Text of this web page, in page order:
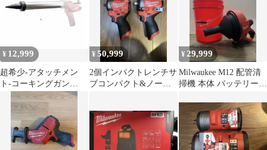
¥ 12,999
超希少-アタッチメン
ト-コーキングガン
milwaukeeミルウォーキ
¥50,999
2個インパクトレンチサ
ブコンパクト&ノーマ
¥ 29,999
Milwaukee M12 配管清
掃機 本体 バッテリー